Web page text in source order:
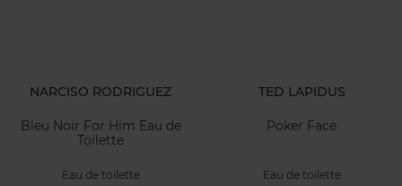
NARCISO RODRIGUEZ
Bleu Noir For Him Eau de
Toilette
Eau de toilette
TED LAPIDUS
Poker Face
Eau de toilette